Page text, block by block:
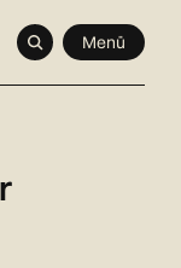
Menü